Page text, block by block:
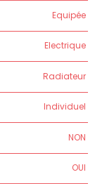
Equipée
Electrique
Radiateur
Individuel
NON
OUI